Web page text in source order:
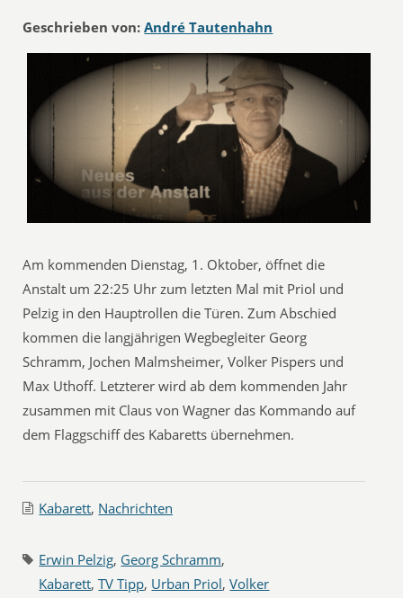
Geschrieben von: André Tautenhahn
Am kommenden Dienstag, 1. Oktober, öffnet die
Anstalt um 22:25 Uhr zum letzten Mal mit Priol und
Pelzig in den Hauptrollen die Türen. Zum Abschied
kommen die langjährigen Wegbegleiter Georg
Schramm, Jochen Malmsheimer, Volker Pispers und
Max Uthoff. Letzterer wird ab dem kommenden Jahr
zusammen mit Claus von Wagner das Kommando auf
dem Flaggschiff des Kabaretts übernehmen.
Kabarett, Nachrichten
Erwin Pelzig, Georg Schramm,
Kabarett,TV Tipp, Urban Priol,Volker